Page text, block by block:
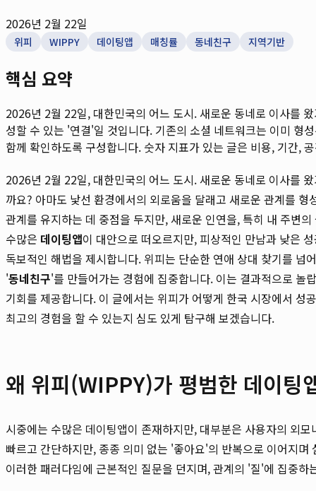
2026년 2월 22일
위피 WIPPY 데이팅앱 매칭률 동네친구 지역기반
핵심 요약
2026년 2월 22일, 대한민국의 어느 도시. 새로운 동네로 이사를
성할 수 있는 '연결'일 것입니다. 기존의 소셜 네트워크는 이미 형
함께 확인하도록 구성합니다. 숫자 지표가 있는 글은 비용, 기간,
2026년 2월 22일, 대한민국의 어느 도시. 새로운 동네로 이사를
까요? 아마도 낯선 환경에서의 외로움을 달래고 새로운 관계를
관계를 유지하는 데 중점을 두지만, 새로운 인연을, 특히 내 주변
수많은 데이팅앱이 대안으로 떠오르지만, 피상적인 만남과 낮은
독보적인 해법을 제시합니다. 위피는 단순한 연애 상대 찾기를 넘
'동네친구'를 만들어가는 경험에 집중합니다. 이는 결과적으로 놀
기회를 제공합니다. 이 글에서는 위피가 어떻게 한국 시장에서
최고의 경험을 할 수 있는지 심도 있게 탐구해 보겠습니다.
왜 위피(WIPPY)가 평범한 데이팅
시중에는 수많은 데이팅앱이 존재하지만, 대부분은 사용자의 외
빠르고 간단하지만, 종종 의미 없는 '좋아요'의 반복으로 이어지
이러한 패러다임에 근본적인 질문을 던지며, 관계의 '질'에 집중하